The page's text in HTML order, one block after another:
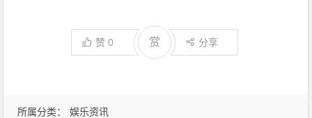
所属分类： 娱乐资讯
赞0 赏 分享